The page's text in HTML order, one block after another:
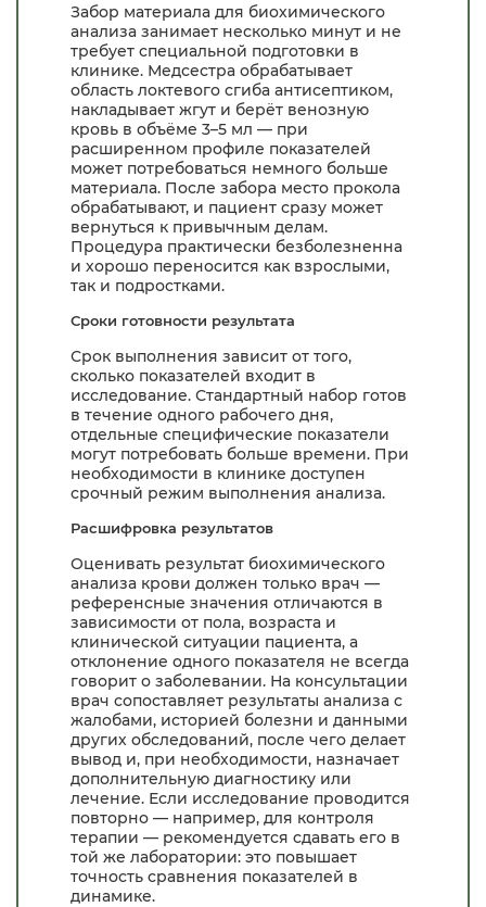
Забор материала для биохимического
анализа занимает несколько минут и не
требует специальной подготовки в
клинике. Медсестра обрабатывает
область локтевого сгиба антисептиком,
накладывает жгут и берёт венозную
кровь в объёме 3–5 мл — при
расширенном профиле показателей
может потребоваться немного больше
материала. После забора место прокола
обрабатывают, и пациент сразу может
вернуться к привычным делам.
Процедура практически безболезненна
и хорошо переносится как взрослыми,
так и подростками.
Сроки готовности результата
Срок выполнения зависит от того,
сколько показателей входит в
исследование. Стандартный набор готов
в течение одного рабочего дня,
отдельные специфические показатели
могут потребовать больше времени. При
необходимости в клинике доступен
срочный режим выполнения анализа.
Расшифровка результатов
Оценивать результат биохимического
анализа крови должен только врач —
референсные значения отличаются в
зависимости от пола, возраста и
клинической ситуации пациента, а
отклонение одного показателя не всегда
говорит о заболевании. На консультации
врач сопоставляет результаты анализа с
жалобами, историей болезни и данными
других обследований, после чего делает
вывод и, при необходимости, назначает
дополнительную диагностику или
лечение. Если исследование проводится
повторно — например, для контроля
терапии — рекомендуется сдавать его в
той же лаборатории: это повышает
точность сравнения показателей в
динамике.